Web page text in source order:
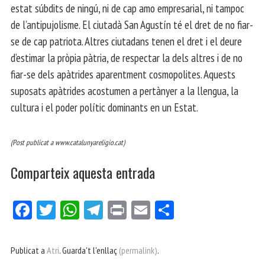
estat súbdits de ningú, ni de cap amo empresarial, ni tampoc
de l’antipujolisme. El ciutadà San Agustín té el dret de no fiar-
se de cap patriota. Altres ciutadans tenen el dret i el deure
d’estimar la pròpia pàtria, de respectar la dels altres i de no
fiar-se dels apàtrides aparentment cosmopolites. Aquests
suposats apàtrides acostumen a pertànyer a la llengua, la
cultura i el poder polític dominants enun Estat.
(Post publicat a www.catalunyareligio.cat)
Comparteix aquesta entrada
Fa
bo
Tw
er
W
ts
Te
gr
Pri E
ail
Publicat a Atri. Guarda't l'enllaç (permalink).